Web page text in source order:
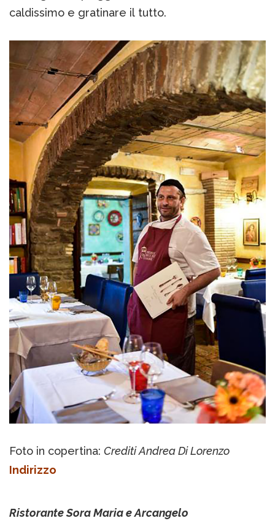
caldissimo e gratinare il tutto.
Foto in copertina: Crediti Andrea Di Lorenzo
Indirizzo
Ristorante Sora Maria e Arcangelo